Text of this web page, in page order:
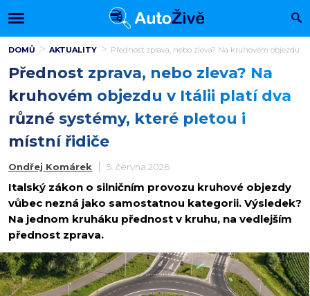
DOMŮ AKTUALITY Přednost zprava, nebo zleva? Na kruhovém objezdu
Přednost zprava, nebo zleva? Na
kruhovém objezdu v Itálii platí dva
různé systémy, které pletou i
místní řidiče
Ondřej Komárek 5. června 2026
Italský zákon o silničním provozu kruhové objezdy
vůbec nezná jako samostatnou kategorii. Výsledek?
Na jednom kruháku přednost v kruhu, na vedlejším
přednost zprava.